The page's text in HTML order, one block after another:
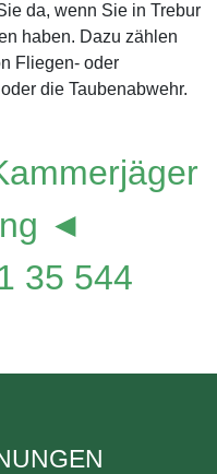
da, wenn Sie in Trebur
haben. Dazu zählen
Fliegen- oder
die Taubenabwehr.
◄
35 544